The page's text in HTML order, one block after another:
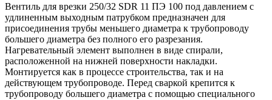
Вентиль для врезки 250/32 SDR 11 ПЭ 100 под давлением с
удлиненным выходным патрубком предназначен для
присоединения трубы меньшего диаметра к трубопроводу
большего диаметра без полного его разрезания.
Нагревательный элемент выполнен в виде спирали,
расположенной на нижней поверхности накладки.
Монтируется как в процессе строительства, так и на
действующем трубопроводе. Перед сваркой крепится к
трубопроводу большего диаметра с помощью специального